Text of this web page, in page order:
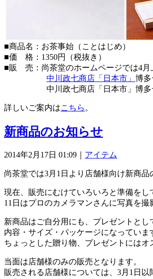
■商品名：お茶事始（ことはじめ）
■価 格：1350円（税抜き）
■販 売：尚茶堂のホームページでは4月
中川政七商店「日本市」 博
中川政七商店「日本市」博多デ
詳しいご案内はこちら 。
新商品のお知らせ
2014年2月17日 01:09｜ アイテム
尚茶堂では3月1日より店舗様向け新商品
現在、販売にむけていろいろと準備をし
11日はプロのカメラマンさんに写真を撮
新商品はご自分用にも、プレゼントとし
内容・サイズ・パッケージになっていま
ちょっとした贈り物、プレゼントにはオ
当面は店舗様のみの販売となります。
販売される店舗様については、3月1日以